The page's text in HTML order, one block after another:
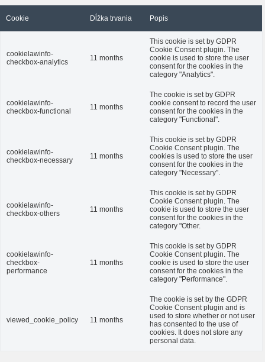
Cookie Dĺžka trvania Popis
cookielawinfo-
checkbox-analytics
11 months
This cookie is set by GDPR
Cookie Consent plugin. The
cookie is used to store the user
consent for the cookies in the
category "Analytics".
cookielawinfo-
checkbox-functional
11 months
The cookie is set by GDPR
cookie consent to record the user
consent for the cookies in the
category "Functional".
cookielawinfo-
checkbox-necessary
11 months
This cookie is set by GDPR
Cookie Consent plugin. The
cookies is used to store the user
consent for the cookies in the
category "Necessary".
cookielawinfo-
checkbox-others
11 months
This cookie is set by GDPR
Cookie Consent plugin. The
cookie is used to store the user
consent for the cookies in the
category "Other.
cookielawinfo-
checkbox-
performance
11 months
This cookie is set by GDPR
Cookie Consent plugin. The
cookie is used to store the user
consent for the cookies in the
category "Performance".
viewed_cookie_policy 11 months
The cookie is set by the GDPR
Cookie Consent plugin and is
used to store whether or not user
has consented to the use of
cookies. It does not store any
personal data.